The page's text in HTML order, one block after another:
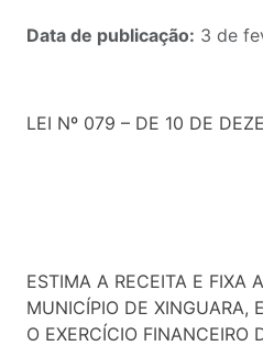
Data de publicação: 3 de
LEI Nº 079 – DE 10 DE
ESTIMA A RECEITA E FIXA
MUNICÍPIO DE XINGUARA,
O EXERCÍCIO FINANCEIRO